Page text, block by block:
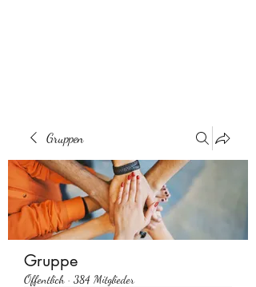
Gruppen
Gruppe
Öffentlich · 384 Mitglieder